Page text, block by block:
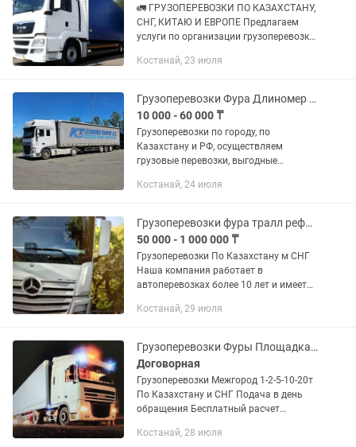
🚛 ГРУЗОПЕРЕВОЗКИ ПО КАЗАХСТАНУ,
СНГ, КИТАЮ И ЕВРОПЕ Предлагаем
услуги по организации грузоперевозки
всему Казахстану ✅ Международные
Костанай, 23 июля
Грузоперевозки Фура Длиномер Рефрижератор Площадка Трал
10 000 - 60 000 ₸
Грузоперевозки по городу, по
Казахстану и РФ, осуществляем
грузовые перевозки, выгодные
оплата на ОУР с НДС и без НДС
Костанай, 24 июля
Грузоперевозки фура тралл рефрижератор площадка тент
50 000 - 1 000 000 ₸
Грузоперевозки По Казахстану м СНГ
Наша компания работает в
автоперевозках более 10 лет и имеет
Предоставляем все виды документов.
Костанай, 29 июля
Грузоперевозки Фуры Площадка Трал Рефрижератор
Договорная
Грузоперевозки Межгород 1-2-5-10-20т
По Казахстану и СНГ Подача в день
обращения Бесплатный расчет
ГАЗели, Валдай, Рефрижератор
Костанай, 28 июля